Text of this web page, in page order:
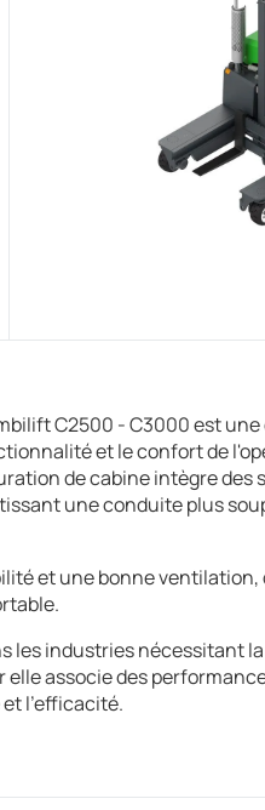
C2500 - C3000 est
et le confort de
de cabine intègre des
une conduite plus
et une bonne
les industries nécessitant
associe des
l'efficacité.